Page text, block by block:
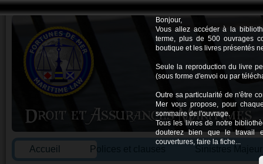
Bonjour,
Vous allez accéder à la
terme, plus de 500 ouvrages
boutique et les livres présentés
Seule la reproduction du livre
(sous forme d'envoi ou par
Outre sa particularité de n'être
Mer vous propose, pour
sommaire de l'ouvrage.
Tous les livres de notre
douterez bien que le travail
couvertures, faire la fiche...
Accueil Polices et clauses